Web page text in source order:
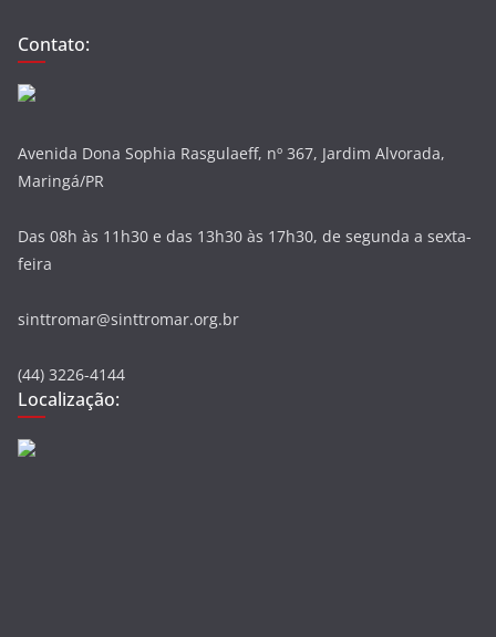
Contato:
Avenida Dona Sophia Rasgulaeff, nº 367, Jardim Alvorada,
Maringá/PR
Das 08h às 11h30 e das 13h30 às 17h30, de segunda a sexta-
feira
sinttromar@sinttromar.org.br
(44) 3226-4144
Localização: